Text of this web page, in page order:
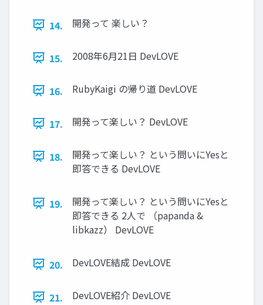
14. 開発って 楽しい？
15. 2008年6月21日 DevLOVE
16. RubyKaigi の帰り道 DevLOVE
17. 開発って楽しい？ DevLOVE
18.
開発って楽しい？ という問いにYesと
即答できる DevLOVE
19.
開発って楽しい？ という問いにYesと
即答できる 2人で （papanda &
libkazz） DevLOVE
20. DevLOVE結成 DevLOVE
21. DevLOVE紹介 DevLOVE